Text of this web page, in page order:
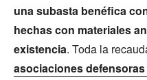
una subasta benéfica
hechas con materiales
existencia. Toda la
asociaciones